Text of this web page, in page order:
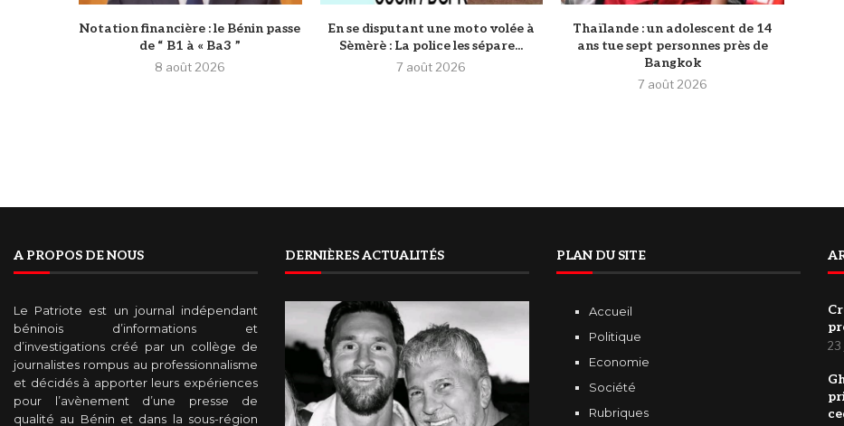
Notation financière : le Bénin passe
de “ B1 à « Ba3 ”
8 août 2026
En se disputant une moto volée à
Sèmèrè : La police les sépare...
7 août 2026
Thaïlande : un adolescent de 14
ans tue sept personnes près de
Bangkok
7 août 2026
A PROPOS DE NOUS
Le Patriote est un journal indépendant
béninois d’informations et
d’investigations créé par un collège de
journalistes rompus au professionnalisme
et décidés à apporter leurs expériences
pour l’avènement d’une presse de
qualité au Bénin et dans la sous-région
DERNIÈRES ACTUALITÉS PLAN DU SITE
Accueil
Politique
Economie
Société
Rubriques
23